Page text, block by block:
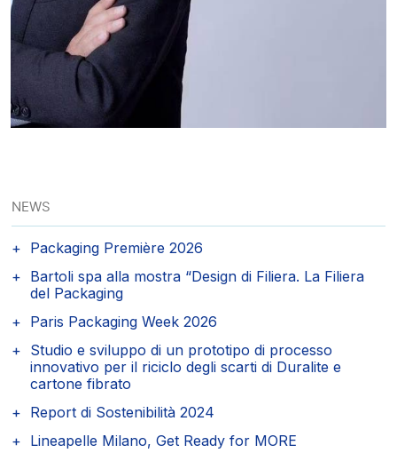
NEWS
Packaging Première 2026
Bartoli spa alla mostra “Design di Filiera. La Filiera
del Packaging
Paris Packaging Week 2026
Studio e sviluppo di un prototipo di processo
innovativo per il riciclo degli scarti di Duralite e
cartone fibrato
Report di Sostenibilità 2024
Lineapelle Milano, Get Ready for MORE